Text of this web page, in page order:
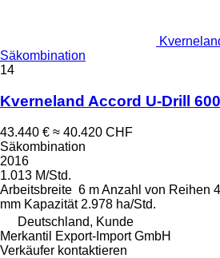
Säkombination
14
Kverneland Accord U-Drill
43.440 € ≈ 40.420 CHF
Säkombination
2016
1.013 M/Std.
Arbeitsbreite 6 mAnzahl von Reihen
mm Kapazität 2.978 ha/Std.
Deutschland, Kunde
Merkantil Export-Import GmbH
Verkäufer kontaktieren